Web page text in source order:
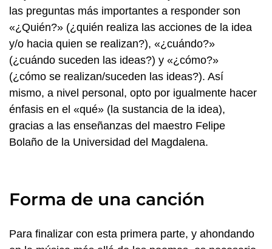
las preguntas más importantes a responder son
«¿Quién?» (¿quién realiza las acciones de la idea
y/o hacia quien se realizan?), «¿cuándo?»
(¿cuándo suceden las ideas?) y «¿cómo?»
(¿cómo se realizan/suceden las ideas?). Así
mismo, a nivel personal, opto por igualmente hacer
énfasis en el «qué» (la sustancia de la idea),
gracias a las enseñanzas del maestro Felipe
Bolaño de la Universidad del Magdalena.
Forma de una canción
Para finalizar con esta primera parte, y ahondando